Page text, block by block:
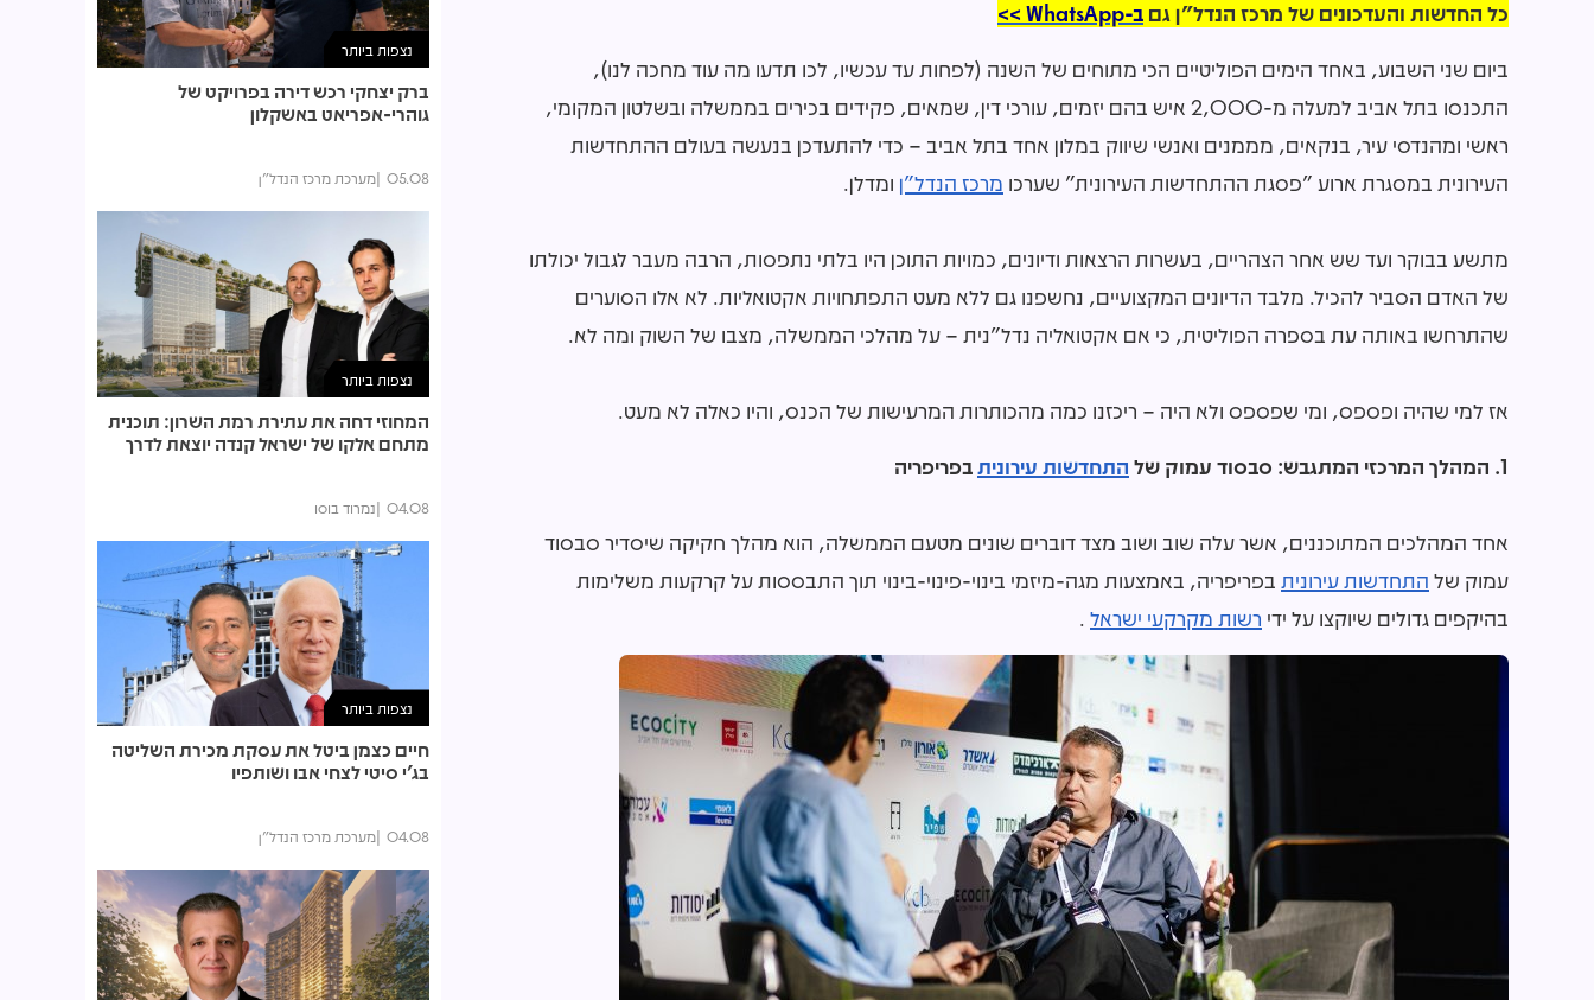
כל החדשות והעדכונים של מרכז הנדל"ן גם ב-WhatsApp >>
ביום שני השבוע, באחד הימים הפוליטיים הכי מתוחים של השנה (לפחות עד עכשיו, לכו תדעו מה עוד מחכה לנו),
התכנסו בתל אביב למעלה מ-2,000 איש בהם יזמים, עורכי דין, שמאים, פקידים בכירים בממשלה ובשלטון המקומי,
ראשי ומהנדסי עיר, בנקאים, מממנים ואנשי שיווק במלון אחד בתל אביב – כדי להתעדכן בנעשה בעולם ההתחדשות
העירונית במסגרת ארוע "פסגת ההתחדשות העירונית" שערכו מרכז הנדל"ן ומדלן.
מתשע בבוקר ועד שש אחר הצהריים, בעשרות הרצאות ודיונים, כמויות התוכן היו בלתי נתפסות, הרבה מעבר לגבול יכולתו
של האדם הסביר להכיל. מלבד הדיונים המקצועיים, נחשפנו גם ללא מעט התפתחויות אקטואליות. לא אלו הסוערים
שהתרחשו באותה עת בספרה הפוליטית, כי אם אקטואליה נדל"נית – על מהלכי הממשלה, מצבו של השוק ומה לא.
אז למי שהיה ופספס, ומי שפספס ולא היה – ריכזנו כמה מהכותרות המרעישות של הכנס, והיו כאלה לא מעט.
1. המהלך המרכזי המתגבש: סבסוד עמוק של
התחדשות עירוניתבפריפריה
אחד המהלכים המתוכננים, אשר עלה שוב ושוב מצד דוברים שונים מטעם הממשלה, הוא מהלך חקיקה שיסדיר סבסוד
עמוק של התחדשות עירונית בפריפריה, באמצעות מגה-מיזמי בינוי-פינוי-בינוי תוך התבססות על קרקעות משלימות
בהיקפים גדולים שיוקצו על ידי רשות מקרקעי ישראל .
נצפות ביותר
ברק יצחקי רכש דירה בפרויקט של
גוהרי-אפריאט באשקלון
05.08 מערכת מרכז הנדל"ן
נצפות ביותר
המחוזי דחה את עתירת רמת השרון: תוכנית
מתחם אלקו של ישראל קנדה יוצאת לדרך
04.08 נמרוד בוסו
נצפות ביותר
חיים כצמן ביטל את עסקת מכירת השליטה
בג'י סיטי לצחי אבו ושותפיו
04.08 מערכת מרכז הנדל"ן